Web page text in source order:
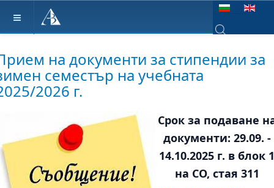
Изберете език
на документи за стипендии за
семестър на учебната
2026 г.
Срок за подаване
документи: 29.09. -
14.10.2025 г. в блок 1
на СО, стая 311